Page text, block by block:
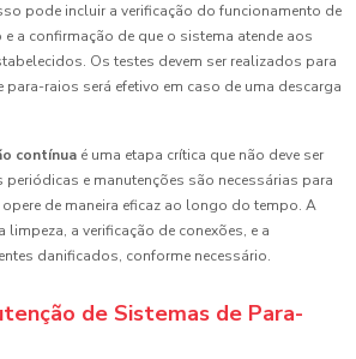
pode incluir a verificação do funcionamento de
a confirmação de que o sistema atende aos
Os testes devem ser realizados para
para-raios será efetivo em caso de uma descarga
contínua é uma etapa crítica que não deve ser
periódicas e manutenções são necessárias para
de maneira eficaz ao longo do tempo. A
limpeza, a verificação de conexões, e a
danificados, conforme necessário.
de Sistemas de Para-